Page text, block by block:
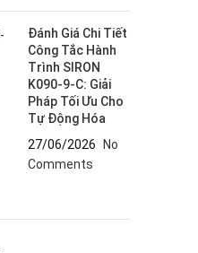
Đánh Giá Chi Tiết
Công Tắc Hành
Trình SIRON
K090-9-C: Giải
Pháp Tối Ưu Cho
Tự Động Hóa
27/06/2026
No
Comments